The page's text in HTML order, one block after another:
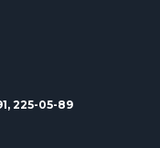
225-05-89